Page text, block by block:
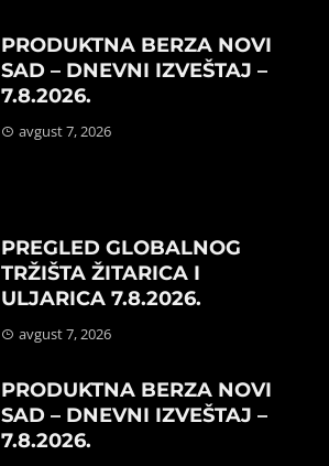
PRODUKTNA BERZA NOVI
SAD – DNEVNI IZVEŠTAJ –
7.8.2026.
avgust 7, 2026
PREGLED GLOBALNOG
TRŽIŠTA ŽITARICA I
ULJARICA 7.8.2026.
avgust 7, 2026
PRODUKTNA BERZA NOVI
SAD – DNEVNI IZVEŠTAJ –
7.8.2026.